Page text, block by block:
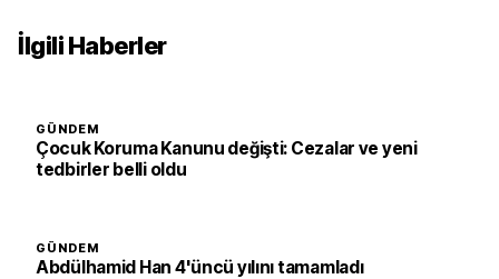
İlgili Haberler
GÜNDEM
Çocuk Koruma Kanunu değişti: Cezalar ve yeni
tedbirler belli oldu
GÜNDEM
Abdülhamid Han 4'üncü yılını tamamladı